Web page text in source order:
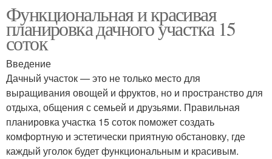
Функциональная и красивая
планировка дачного участка 15
соток
Введение
Дачный участок — это не только место для
выращивания овощей и фруктов, но и пространство для
отдыха, общения с семьей и друзьями. Правильная
планировка участка 15 соток поможет создать
комфортную и эстетически приятную обстановку, где
каждый уголок будет функциональным и красивым.